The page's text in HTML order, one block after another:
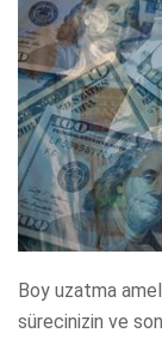
Boy uzatma
sürecinizin ve